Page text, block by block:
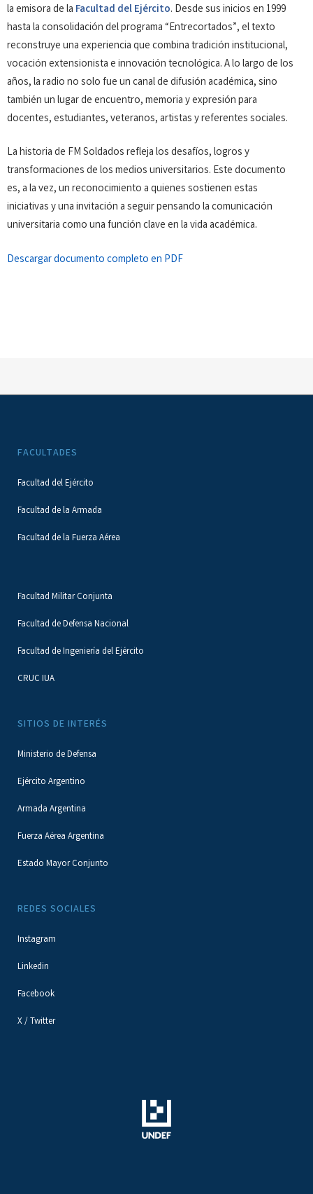
la emisora de la Facultad del Ejército. Desde sus inicios en 1999
hasta la consolidación del programa “Entrecortados”, el texto
reconstruye una experiencia que combina tradición institucional,
vocación extensionista e innovación tecnológica. A lo largo de los
años, la radio no solo fue un canal de difusión académica, sino
también un lugar de encuentro, memoria y expresión para
docentes, estudiantes, veteranos, artistas y referentes sociales.
La historia de FM Soldados refleja los desafíos, logros y
transformaciones de los medios universitarios. Este documento
es, a la vez, un reconocimiento a quienes sostienen estas
iniciativas y una invitación a seguir pensando la comunicación
universitaria como una función clave en la vida académica.
Descargar documento completo en PDF
FACULTADES
Facultad del Ejército
Facultad de la Armada
Facultad de la Fuerza Aérea
Facultad Militar Conjunta
Facultad de Defensa Nacional
Facultad de Ingeniería del Ejército
CRUC IUA
SITIOS DE INTERÉS
Ministerio de Defensa
Ejército Argentino
Armada Argentina
Fuerza Aérea Argentina
Estado Mayor Conjunto
REDES SOCIALES
Instagram
Linkedin
Facebook
X / Twitter